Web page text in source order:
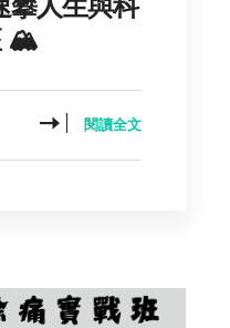
🏔️
閱讀全文